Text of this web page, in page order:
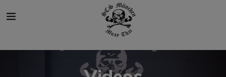
modal-check